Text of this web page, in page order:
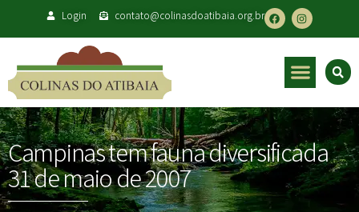
Login contato@colinasdoatibaia.org.br
Campinas tem fauna diversificada
31 de maio de 2007